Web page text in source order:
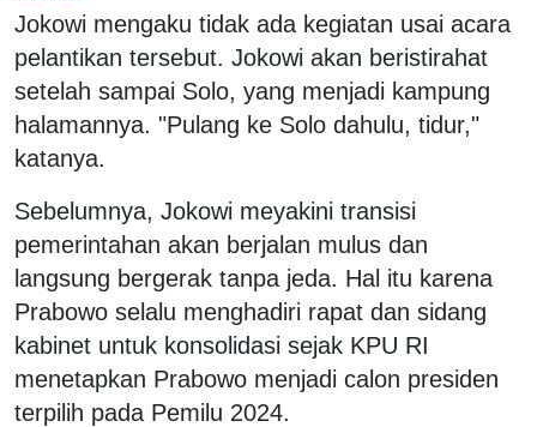
Jokowi mengaku tidak ada kegiatan usai acara
pelantikan tersebut. Jokowi akan beristirahat
setelah sampai Solo, yang menjadi kampung
halamannya. "Pulang ke Solo dahulu, tidur,"
katanya.
Sebelumnya, Jokowi meyakini transisi
pemerintahan akan berjalan mulus dan
langsung bergerak tanpa jeda. Hal itu karena
Prabowo selalu menghadiri rapat dan sidang
kabinet untuk konsolidasi sejak KPU RI
menetapkan Prabowo menjadi calon presiden
terpilih pada Pemilu 2024.